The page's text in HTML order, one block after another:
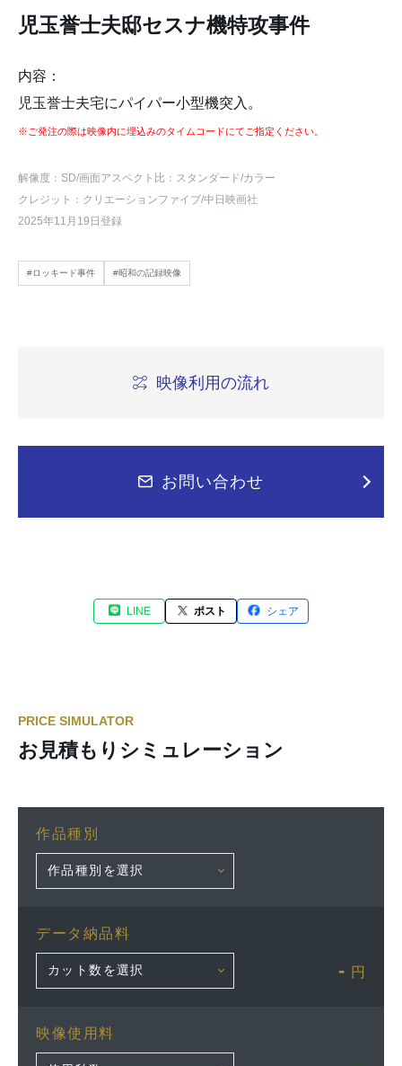
児玉誉士夫邸セスナ機特攻事件
内容：
児玉誉士夫宅にパイパー小型機突入。
※ご発注の際は映像内に埋込みのタイムコードにてご指定ください。
解像度：SD/画面アスペクト比：スタンダード/カラー
クレジット：クリエーションファイブ/中日映画社
2025年11月19日登録
#ロッキード事件 #昭和の記録映像
映像利用の流れ
お問い合わせ
LINE ポスト シェア
PRICE SIMULATOR
お見積もりシミュレーション
作品種別
データ納品料
- 円
映像使用料